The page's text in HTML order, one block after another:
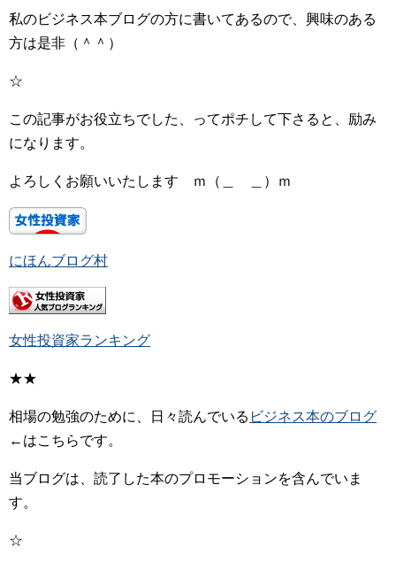
私のビジネス本ブログの方に書いてあるので、興味のある
方は是非（＾＾）
☆
この記事がお役立ちでした、ってポチして下さると、励み
になります。
よろしくお願いいたします ｍ（＿ ＿）ｍ
にほんブログ村
女性投資家ランキング
★★
相場の勉強のために、日々読んでいる ビジネス本のブログ
←はこちらです。
当ブログは、読了した本のプロモーションを含んでいま
す。
☆